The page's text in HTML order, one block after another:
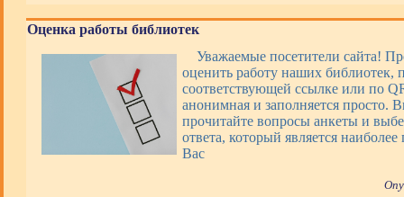
Оценка работы библиотек
Уважаемые посетители сайта!
оценить работу наших библиотек,
соответствующей ссылке или по
анонимная и заполняется просто.
прочитайте вопросы анкеты и
ответа, который является
Вас